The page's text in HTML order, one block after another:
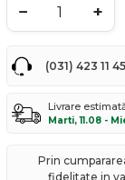
− +
(031) 423 11 45
Livrare
Marti, 11.08 -
Prin
fidelitate in